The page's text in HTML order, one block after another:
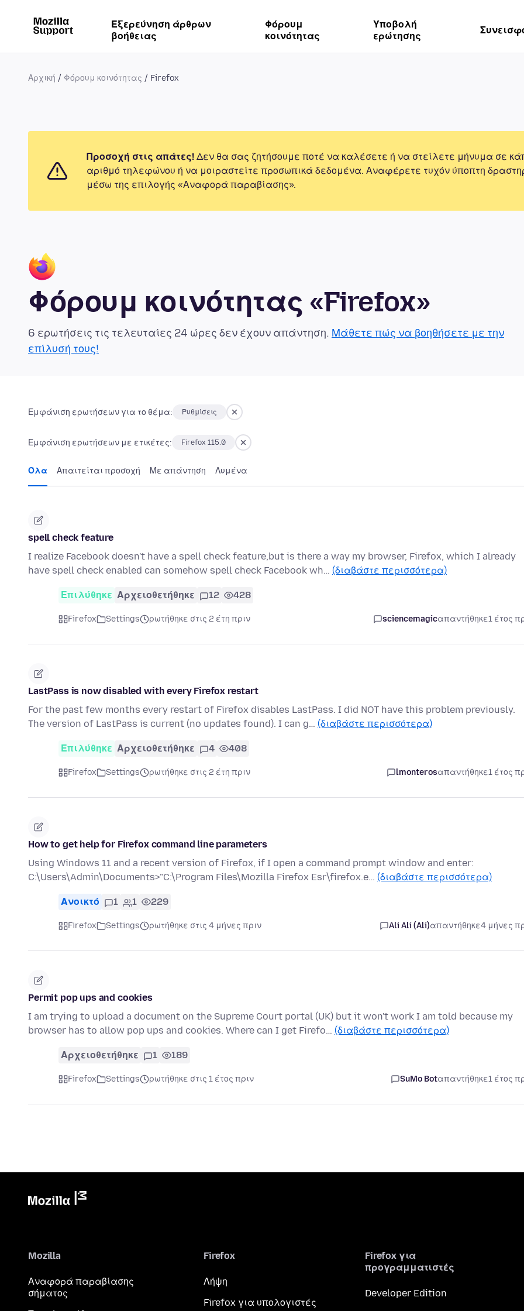
Εξερεύνηση άρθρων
βοήθειας
Φόρουμ
κοινότητας
Υποβολή
ερώτησης
Αρχική Φόρουμ κοινότητας Firefox
Προσοχή στις απάτες! Δεν θα σας ζητήσουμε ποτέ να καλέσετε ή να στείλετε μήνυμα σε
αριθμό τηλεφώνου ή να μοιραστείτε προσωπικά δεδομένα. Αναφέρετε τυχόν ύποπτη
μέσω της επιλογής «Αναφορά παραβίασης».
Φόρουμ κοινότητας «Firefox»
6 ερωτήσεις τις τελευταίες 24 ώρες δεν έχουν απάντηση. Μάθετε πώς να βοηθήσετε με την
επίλυσή τους!
Εμφάνιση ερωτήσεων για το θέμα: Ρυθμίσεις
Εμφάνιση ερωτήσεων με ετικέτες: Firefox 115.0
Όλα Απαιτείται προσοχή Με απάντηση Λυμένα
spell check feature
I realize Facebook doesn't have a spell check feature,but is there a way my browser, Firefox, which I already
have spell check enabled can somehow spell check Facebook wh… (διαβάστε περισσότερα)
Επιλύθηκε Αρχειοθετήθηκε 12 428
Firefox Settings ρωτήθηκε στις 2 έτη πριν sciencemagicαπαντήθηκε1 έτος
LastPass is now disabled with every Firefox restart
For the past few months every restart of Firefox disables LastPass. I did NOT have this problem previously.
The version of LastPass is current (no updates found). I can g… (διαβάστε περισσότερα)
Επιλύθηκε Αρχειοθετήθηκε 4 408
Firefox Settings ρωτήθηκε στις 2 έτη πριν lmonterosαπαντήθηκε1 έτος
How to get help for Firefox command line parameters
Using Windows 11 and a recent version of Firefox, if I open a command prompt window and enter:
C:\Users\Admin\Documents>"C:\Program Files\Mozilla Firefox Esr\firefox.e… (διαβάστε περισσότερα)
Ανοικτό 1 1 229
Firefox Settings ρωτήθηκε στις 4 μήνες πριν Ali Ali (Ali)απαντήθηκε4 μήνες
Permit pop ups and cookies
I am trying to upload a document on the Supreme Court portal (UK) but it won't work I am told because my
browser has to allow pop ups and cookies. Where can I get Firefo… (διαβάστε περισσότερα)
Αρχειοθετήθηκε 1 189
Firefox Settings ρωτήθηκε στις 1 έτος πριν SuMo Botαπαντήθηκε1 έτος
Mozilla
Αναφορά παραβίασης
σήματος
Firefox
Λήψη
Firefox για υπολογιστές
Firefox για
προγραμματιστές
Developer Edition